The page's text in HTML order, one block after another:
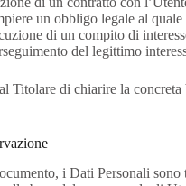
un obbligo legale al
di un compito di
del legittimo
Titolare di chiarire la
i Dati Personali